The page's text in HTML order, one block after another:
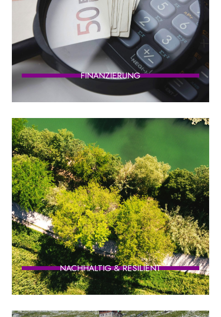
FINANZIERUNG
NACHHALTIG & RESILIENT